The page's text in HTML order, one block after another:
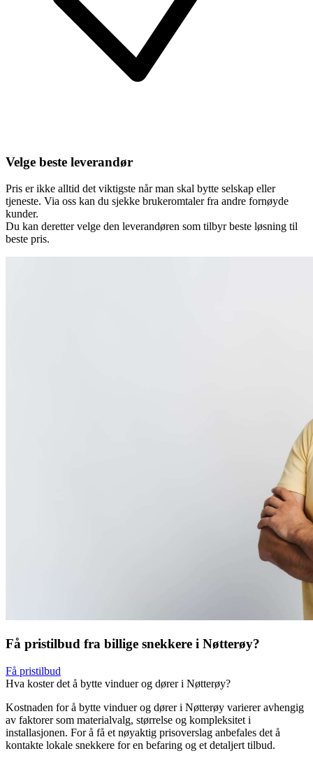
Velge beste leverandør
Pris er ikke alltid det viktigste når man skal bytte selskap eller
tjeneste. Via oss kan du sjekke brukeromtaler fra andre fornøyde
kunder.
Du kan deretter velge den leverandøren som tilbyr beste løsning til
beste pris.
Få pristilbud fra billige snekkere i Nøtterøy?
Få pristilbud
Hva koster det å bytte vinduer og dører i Nøtterøy?
Kostnaden for å bytte vinduer og dører i Nøtterøy varierer avhengig
av faktorer som materialvalg, størrelse og kompleksitet i
installasjonen. For å få et nøyaktig prisoverslag anbefales det å
kontakte lokale snekkere for en befaring og et detaljert tilbud.